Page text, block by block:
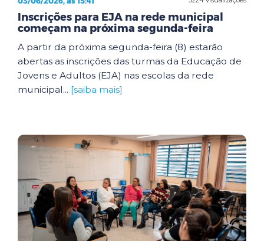
Inscrições para EJA na rede municipal
começam na próxima segunda-feira
A partir da próxima segunda-feira (8) estarão
abertas as inscrições das turmas da Educação de
Jovens e Adultos (EJA) nas escolas da rede
municipal... [saiba mais]